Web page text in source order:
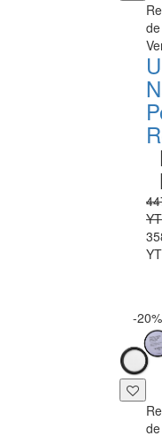
de
-20%
de